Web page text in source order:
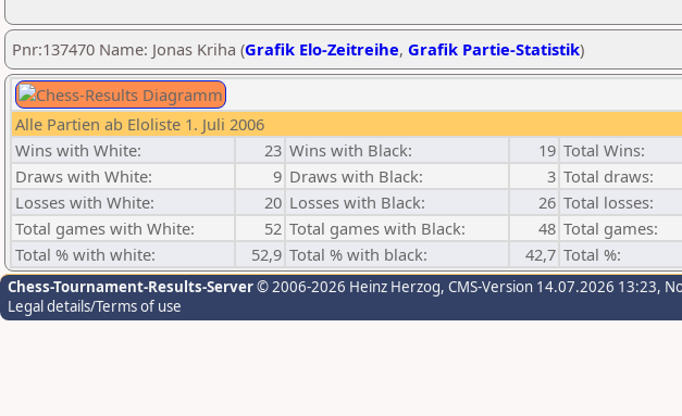
Pnr:137470 Name: Jonas Kriha (Grafik Elo-Zeitreihe, Grafik Partie-Statistik)
Alle Partien ab Eloliste 1. Juli 2006
Wins with White:
23 Wins with Black: 19 Total Wins:
Draws with White:
9 Draws with Black: 3 Total draws:
Losses with White:
20 Losses with Black: 26 Total losses:
Total games with White:
52 Total games with Black: 48 Total games:
Total % with white:
52,9 Total % with black: 42,7 Total %:
Chess-Tournament-Results-Server© 2006-2026 Heinz Herzog, CMS-Version 14.07.2026 13:23,
Legal details/Terms of use